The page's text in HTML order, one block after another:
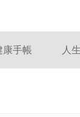
康手帳
人